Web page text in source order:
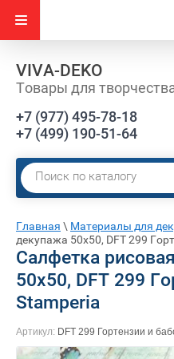
VIVA-DEKO
Товары для
+7 (977) 495-78-18
+7 (499) 190-51-64
Главная \ Материалы для
декупажа 50х50, DFT 299
Салфетка
50х50, DFT 299
Stamperia
Артикул: DFT 299 Гортензии и